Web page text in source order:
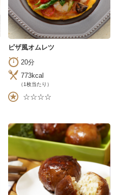
ピザ風オムレツ
20分
773kcal
（1枚当たり）
☆☆☆☆